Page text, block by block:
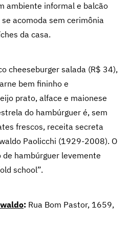
ambiente informal e balcão
acomoda sem cerimônia
da casa.
cheeseburger salada (R$ 34),
bem fininho e
prato, alface e maionese
do hambúrguer é, sem
frescos, receita secreta
Paolicchi (1929-2008). O
hambúrguer levemente
school”.
: Rua Bom Pastor, 1659,